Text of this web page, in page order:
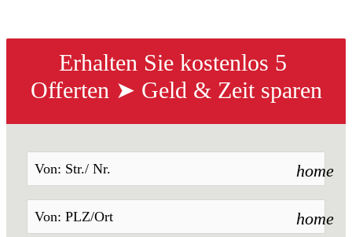
Erhalten Sie kostenlos 5
Offerten ➤ Geld & Zeit sparen
home
home